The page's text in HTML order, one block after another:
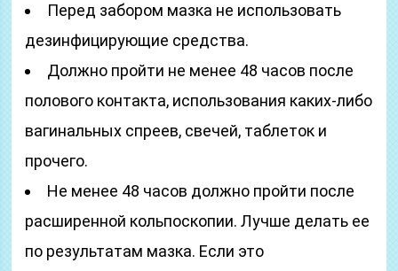
Перед забором мазка не использовать
дезинфицирующие средства.
Должно пройти не менее 48 часов после
полового контакта, использования каких-либо
вагинальных спреев, свечей, таблеток и
прочего.
Не менее 48 часов должно пройти после
расширенной кольпоскопии. Лучше делать ее
по результатам мазка. Если это